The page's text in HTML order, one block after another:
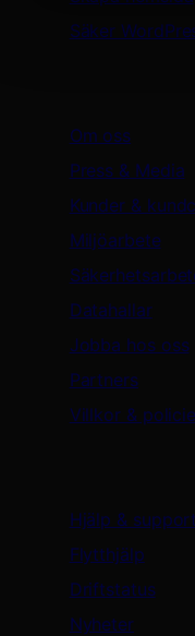
Säker
Om oss
Press & Media
Kunder &
Miljöarbete
Datahallar
Jobba hos oss
Partners
Villkor &
Hjälp & support
Flytthjälp
Driftstatus
Nyheter